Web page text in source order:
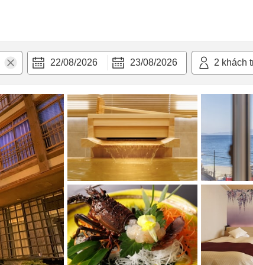
22/08/2026 23/08/2026 2 khách
bật Tiện nghi